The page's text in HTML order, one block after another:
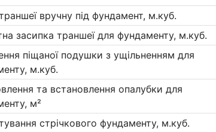
вручну під фундамент, м.куб.
засипка траншеї для фундаменту, м.куб.
піщаної подушки з ущільненням для
м.куб.
та встановлення опалубки для
м²
стрічкового фундаменту, м.куб.